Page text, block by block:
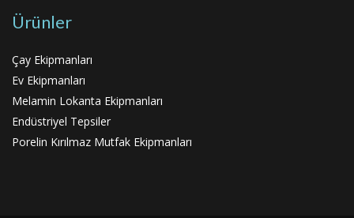
Ürünler
Çay Ekipmanları
Ev Ekipmanları
Melamin Lokanta Ekipmanları
Endüstriyel Tepsiler
Porelin Kırılmaz Mutfak Ekipmanları